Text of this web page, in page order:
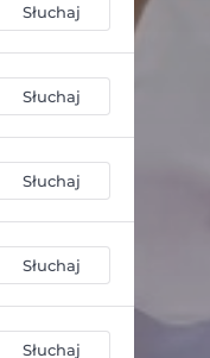
Słuchaj
Słuchaj
Słuchaj
Słuchaj
Słuchaj